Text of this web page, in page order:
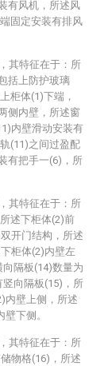
有风机，所述风
固定安装有排风
其特征在于：所
括上防护玻璃
柜体(1)下端，
侧内壁，所述窗
内壁滑动安装有
(11)之间过盈配
有把手一(6)，所
其特征在于：所
述下柜体(2)前
开门结构，所述
柜体(2)内壁左
隔板(14)数量为
向隔板(15)，所
内壁上侧，所述
下侧。
其特征在于：所
物格(16)，所述